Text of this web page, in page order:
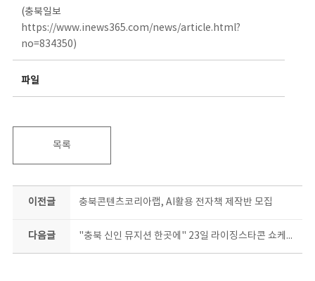
(충북일보
https://www.inews365.com/news/article.html?
no=834350)
파일
목록
이전글 충북콘텐츠코리아랩, AI활용 전자책 제작반 모집
다음글 "충북 신인 뮤지션 한곳에" 23일 라이징스타콘 쇼케이스